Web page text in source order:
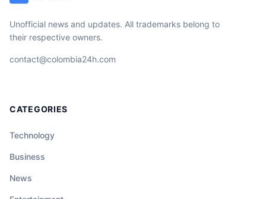
Unofficial news and updates. All trademarks belong to
their respective owners.
contact@colombia24h.com
CATEGORIES
Technology
Business
News